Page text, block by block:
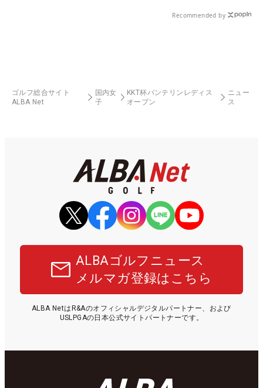
Recommended by
ゴルフ総合サイト
ALBA Net
国内女
子
KKT杯バンテリンレディス
オープン
ニュー
ス
ALBAゴルフニュース
メルマガ登録はこちら
ALBA NetはR&Aのオフィシャルデジタルパートナー、および
USLPGAの日本公式サイトパートナーです。